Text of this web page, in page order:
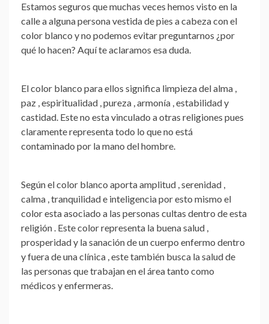
Estamos seguros que muchas veces hemos visto en la
calle a alguna persona vestida de pies a cabeza con el
color blanco y no podemos evitar preguntarnos ¿por
qué lo hacen? Aquí te aclaramos esa duda.
El color blanco para ellos significa limpieza del alma ,
paz , espiritualidad , pureza , armonía , estabilidad y
castidad. Este no esta vinculado a otras religiones pues
claramente representa todo lo que no está
contaminado por la mano del hombre.
Según el color blanco aporta amplitud , serenidad ,
calma , tranquilidad e inteligencia por esto mismo el
color esta asociado a las personas cultas dentro de esta
religión . Este colorrepresenta la buena salud ,
prosperidad y la sanación de un cuerpo enfermo dentro
y fuera de una clínica , este también busca la salud de
las personas que trabajan en el área tanto como
médicos y enfermeras.